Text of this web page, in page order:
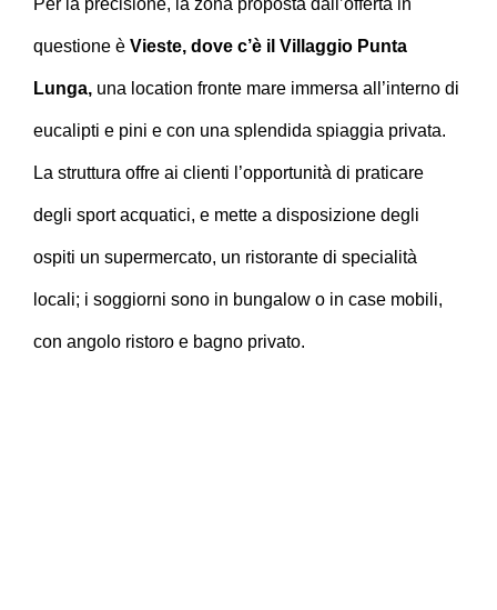
Per la precisione, la zona proposta dall’offerta in
questione è Vieste, dove c’è il Villaggio Punta
Lunga, una location fronte mare immersa all’interno di
eucalipti e pini e con una splendida spiaggia privata.
La struttura offre ai clienti l’opportunità di praticare
degli sport acquatici, e mette a disposizione degli
ospiti un supermercato, un ristorante di specialità
locali; i soggiorni sono in bungalow o in case mobili,
con angolo ristoro e bagno privato.